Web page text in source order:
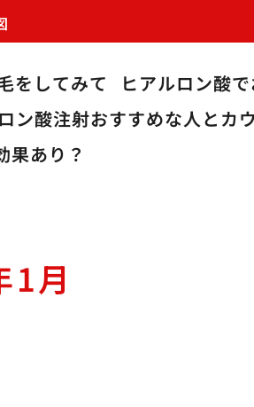
をしてみて ヒアルロン酸
ン酸注射おすすめな人とカ
果あり？
月